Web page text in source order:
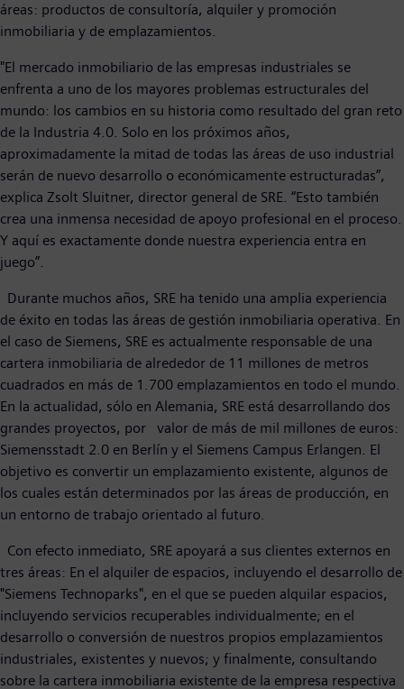
áreas: productos de consultoría, alquiler y promoción
inmobiliaria y de emplazamientos.
"El mercado inmobiliario de las empresas industriales se
enfrenta a uno de los mayores problemas estructurales del
mundo: los cambios en su historia como resultado del gran reto
de la Industria 4.0. Solo en los próximos años,
aproximadamente la mitad de todas las áreas de uso industrial
serán de nuevo desarrollo o económicamente estructuradas”,
explica Zsolt Sluitner, director general de SRE. “Esto también
crea una inmensa necesidad de apoyo profesional en el proceso.
Y aquí es exactamente donde nuestra experiencia entra en
juego”.
Durante muchos años, SRE ha tenido una amplia experiencia
de éxito en todas las áreas de gestión inmobiliaria operativa. En
el caso de Siemens, SRE es actualmente responsable de una
cartera inmobiliaria de alrededor de 11 millones de metros
cuadrados en más de 1.700 emplazamientos en todo el mundo.
En la actualidad, sólo en Alemania, SRE está desarrollando dos
grandes proyectos, por valor de más de mil millones de euros:
Siemensstadt 2.0 en Berlín y el Siemens Campus Erlangen. El
objetivo es convertir un emplazamiento existente, algunos de
los cuales están determinados por las áreas de producción, en
un entorno de trabajo orientado al futuro.
Con efecto inmediato, SRE apoyará a sus clientes externos en
tres áreas: En el alquiler de espacios, incluyendo el desarrollo de
"Siemens Technoparks", en el que se pueden alquilar espacios,
incluyendo servicios recuperables individualmente; en el
desarrollo o conversión de nuestros propios emplazamientos
industriales, existentes y nuevos; y finalmente, consultando
sobre la cartera inmobiliaria existente de la empresa respectiva